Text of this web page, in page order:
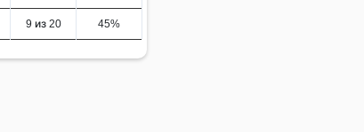
9 из 20 45%